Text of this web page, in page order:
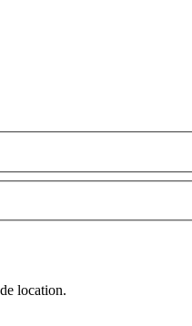
location.